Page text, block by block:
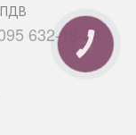
ПДВ
632-18-34
КНОПКА
ЗВ'ЯЗКУ